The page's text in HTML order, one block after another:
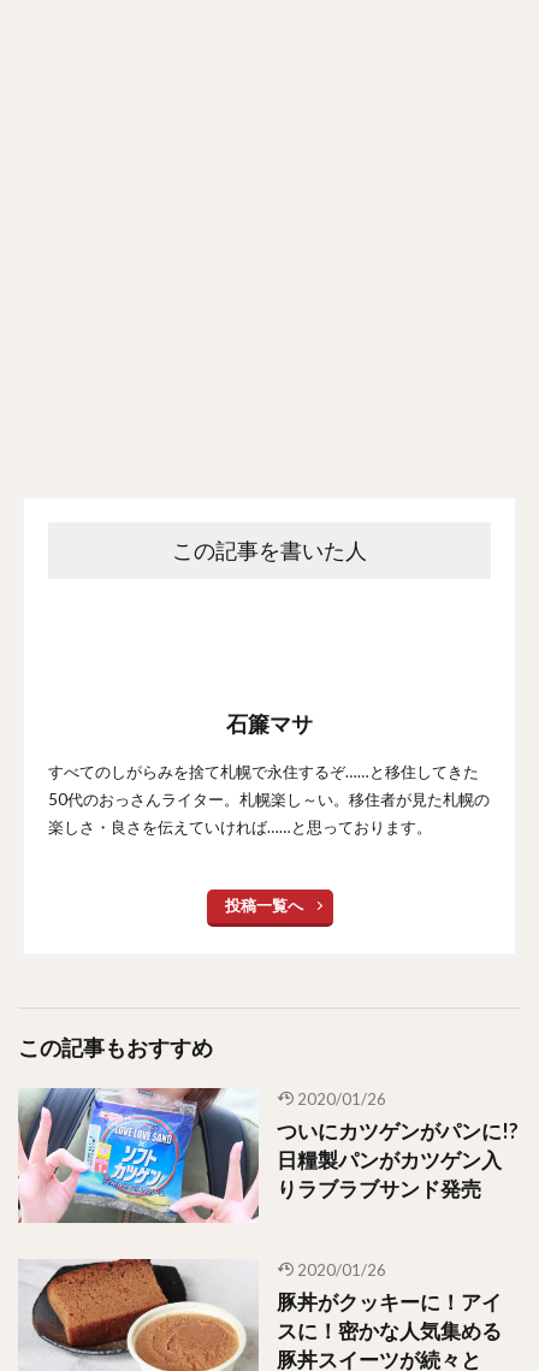
この記事を書いた人
石簾マサ
すべてのしがらみを捨て札幌で永住するぞ……と移住してきた
50代のおっさんライター。札幌楽し～い。移住者が見た札幌の
楽しさ・良さを伝えていければ……と思っております。
投稿一覧へ
この記事もおすすめ
2020/01/26
ついにカツゲンがパンに!?
日糧製パンがカツゲン入
りラブラブサンド発売
2020/01/26
豚丼がクッキーに！アイ
スに！密かな人気集める
豚丼スイーツが続々と